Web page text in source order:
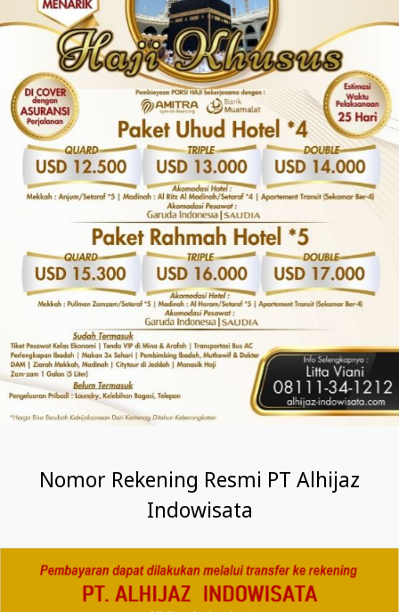
Nomor Rekening Resmi PT Alhijaz
Indowisata